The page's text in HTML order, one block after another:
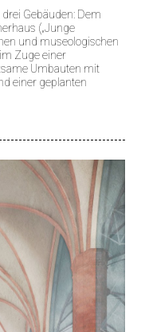
Gebäuden: Dem
(„Junge
und museologischen
Zuge einer
Umbauten mit
einer geplanten